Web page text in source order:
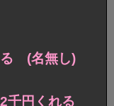
る (名無し)
2千円くれる